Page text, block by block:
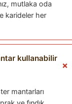
mutlaka oda
karideler her
kullanabilir
mantarları